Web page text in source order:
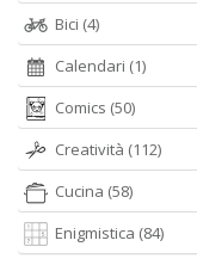
Bici (4)
Calendari (1)
Comics (50)
Creatività (112)
Cucina (58)
Enigmistica (84)